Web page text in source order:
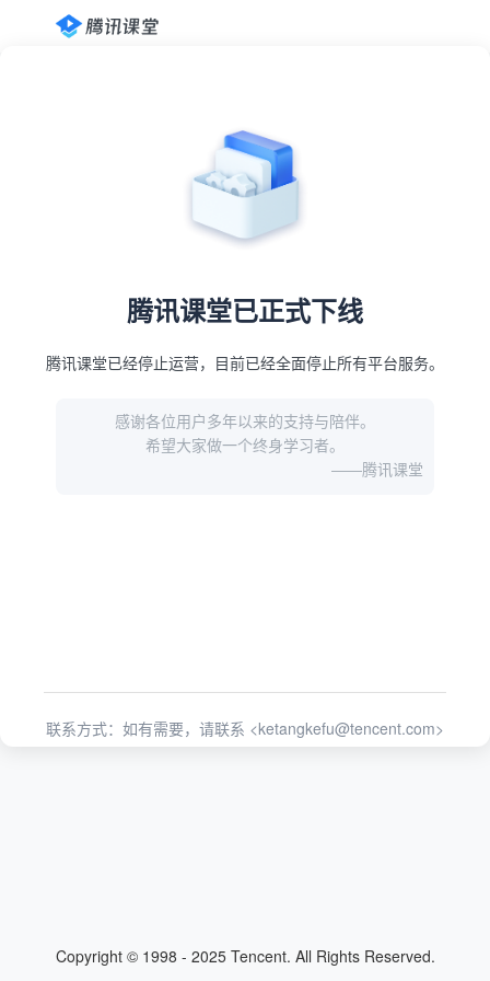
腾讯课堂已正式下线
腾讯课堂已经停止运营，目前已经全面停止所有平台服务。
感谢各位用户多年以来的支持与陪伴。
希望大家做一个终身学习者。
——腾讯课堂
联系方式：如有需要，请联系 <ketangkefu@tencent.com>
Copyright © 1998 - 2025 Tencent. All Rights Reserved.